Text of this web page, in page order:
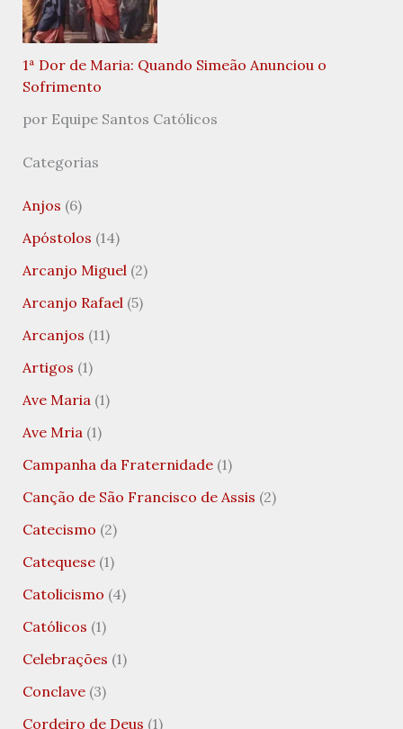
1ª Dor de Maria: Quando Simeão Anunciou o
Sofrimento
por Equipe Santos Católicos
Categorias
Anjos (6)
Apóstolos (14)
Arcanjo Miguel(2)
Arcanjo Rafael(5)
Arcanjos (11)
Artigos (1)
Ave Maria(1)
Ave Mria(1)
Campanha da Fraternidade(1)
Canção de São Francisco de Assis (2)
Catecismo (2)
Catequese(1)
Catolicismo (4)
Católicos (1)
Celebrações (1)
Conclave(3)
Cordeiro de Deus (1)